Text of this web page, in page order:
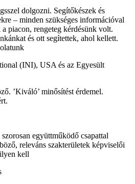
dolgozni. Segítőkészek és
– minden szükséges információval
piacon, rengeteg kérdésünk volt.
és ott segítettek, ahol kellett.
(INI), USA és az Egyesült
’Kiváló’ minősítést érdemel.
együttműködő csapattal
releváns szakterületek képviselői
kell